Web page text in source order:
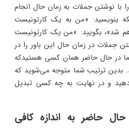
با نوشتن جملات به زمان حال انجام
بنویسید: «من به یک کارتونیست
شد»، بگویید: «من یک کارتونیست
جملات در زمان حال این باور را در
در حال حاضر همان کسی هستیدکه
بدین ترتیب شما متوجه می‌شوید که
دهید و در نهایت به چه کسی تبدیل
حاضر به اندازه کافی